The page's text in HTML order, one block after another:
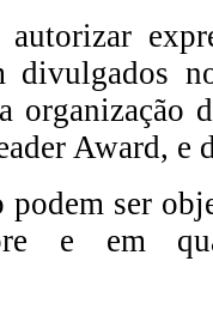
divulgados
organização
Award, e
ser
e em